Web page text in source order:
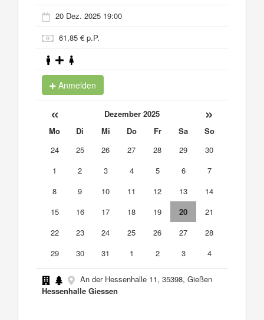
20 Dez. 2025 19:00
61,85 € p.P.
Anmelden
« Dezember 2025 »
Mo Di Mi Do Fr Sa
So
24
25 26 27 28 29
30
1
2 3 4 5 6
7
8
9 10 11 12 13
14
15
16 17 18 19 20
21
22
23 24 25 26 27
28
29
30 31 1 2 3 4
An der Hessenhalle 11, 35398, Gießen
Hessenhalle Giessen